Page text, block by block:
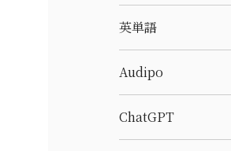
英単語
Audipo
ChatGPT